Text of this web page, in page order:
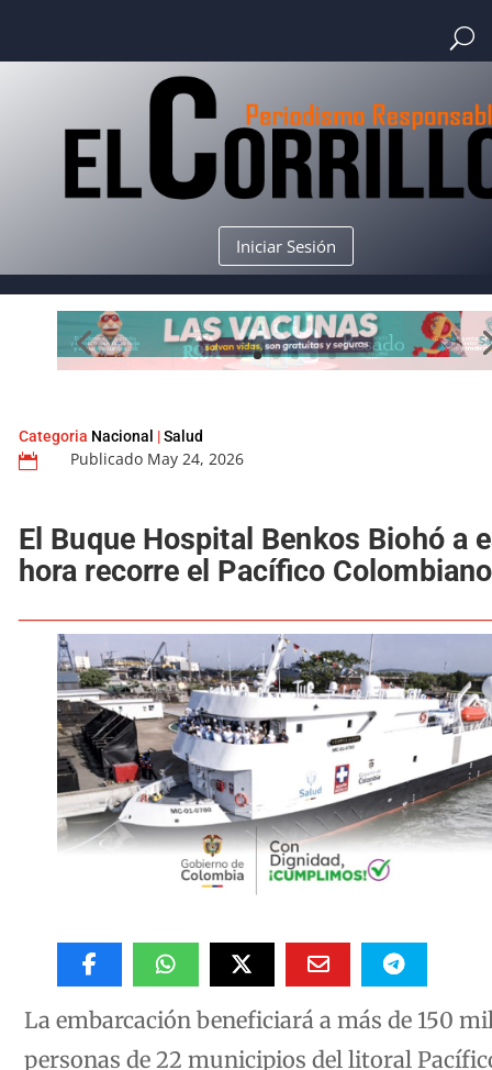
Iniciar Sesión
 Publicado May 24, 2026
El Buque Hospital Benkos Biohó a
hora recorre el Pacífico Colombiano
La embarcación beneficiará a más de 150
personas de 22 municipios del litoral